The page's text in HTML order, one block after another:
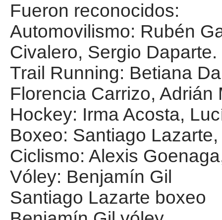
Fueron reconocidos:
Automovilismo: Rubén
Civalero, Sergio Daparte.
Trail Running: Betiana
Florencia Carrizo, Adrián
Hockey: Irma Acosta,
Boxeo: Santiago
Ciclismo: Alexis
Vóley: Benjamín Gil
Santiago Lazarte boxeo